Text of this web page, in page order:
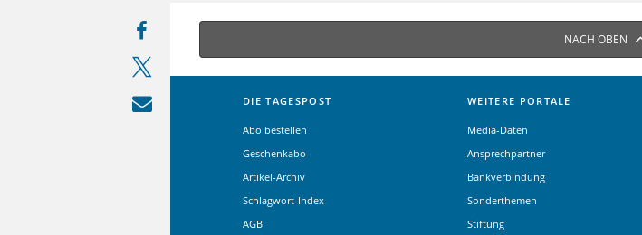
NACH OBEN
DIE TAGESPOST
Abo bestellen
Geschenkabo
Artikel-Archiv
Schlagwort-Index
AGB
WEITERE PORTALE
Media-Daten
Ansprechpartner
Bankverbindung
Sonderthemen
Stiftung